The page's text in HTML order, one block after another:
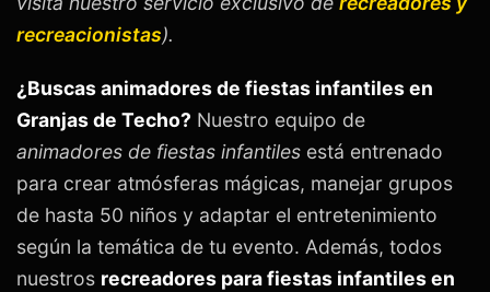
recreacionistas).
¿Buscas animadores de fiestas infantiles en
Granjas de Techo? Nuestro equipo de
animadores de fiestas infantiles está entrenado
para crear atmósferas mágicas, manejar grupos
de hasta 50 niños y adaptar el entretenimiento
según la temática de tu evento. Además, todos
nuestros recreadores para fiestas infantiles en